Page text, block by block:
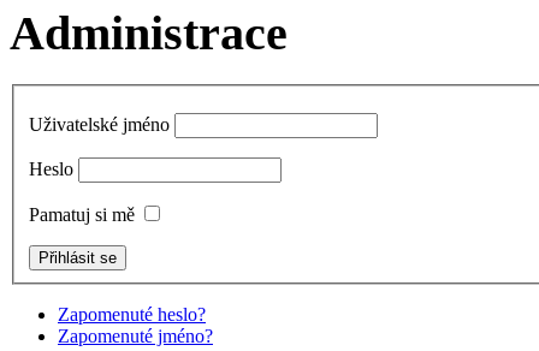
Administrace
Uživatelské jméno
Heslo
Pamatuj si mě
Zapomenuté heslo?
Zapomenuté jméno?